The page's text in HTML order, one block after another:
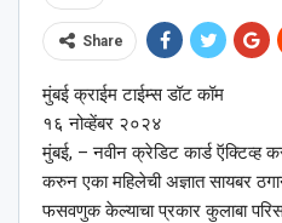
Share
मुंबई क्राईम टाईम्स डॉट कॉम
१६ नोव्हेंबर २०२४
मुंबई, – नवीन क्रेडिट कार्ड ऍक्टिव्ह
करुन एका महिलेची अज्ञात सायबर
फसवणुक केल्याचा प्रकार कुलाबा